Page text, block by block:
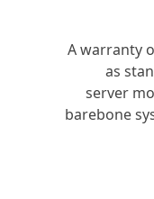
A warranty
as
server
barebone